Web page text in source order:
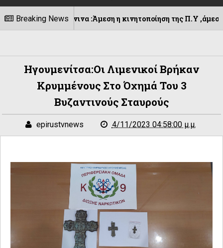
Breaking News
Ιωάννινα :Άμεση η κινητοποίηση της Π.Υ ,άμεσος ο
Ηγουμενίτσα:Οι Λιμενικοί Βρήκαν
Κρυμμένους Στο Όχημά Του 3
Βυζαντινούς Σταυρούς
epirustvnews 4/11/2023 04:58:00 μ.μ.